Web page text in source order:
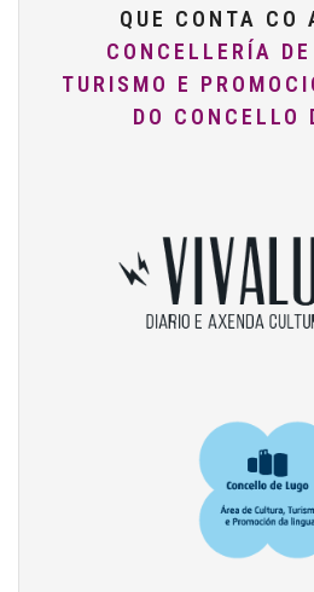
QUE CONTA CO
CONCELLERÍA
TURISMO E
DO CONCELLO